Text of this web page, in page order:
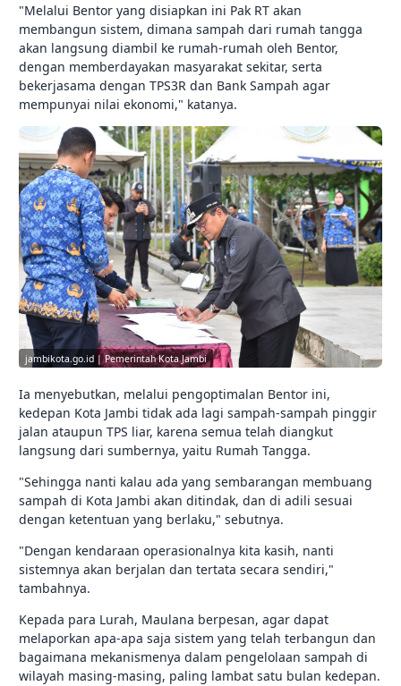
"Melalui Bentor yang disiapkan ini Pak RT akan
membangun sistem, dimana sampah dari rumah tangga
akan langsung diambil ke rumah-rumah oleh Bentor,
dengan memberdayakan masyarakat sekitar, serta
bekerjasama dengan TPS3R dan Bank Sampah agar
mempunyai nilai ekonomi," katanya.
jambikota.go.id | Pemerintah Kota Jambi
Ia menyebutkan, melalui pengoptimalan Bentor ini,
kedepan Kota Jambi tidak ada lagi sampah-sampah pinggir
jalan ataupun TPS liar, karena semua telah diangkut
langsung dari sumbernya, yaitu Rumah Tangga.
"Sehingga nanti kalau ada yang sembarangan membuang
sampah di Kota Jambi akan ditindak, dan di adili sesuai
dengan ketentuan yang berlaku," sebutnya.
"Dengan kendaraan operasionalnya kita kasih, nanti
sistemnya akan berjalan dan tertata secara sendiri,"
tambahnya.
Kepada para Lurah, Maulana berpesan, agar dapat
melaporkan apa-apa saja sistem yang telah terbangun dan
bagaimana mekanismenya dalam pengelolaan sampah di
wilayah masing-masing, paling lambat satu bulan kedepan.